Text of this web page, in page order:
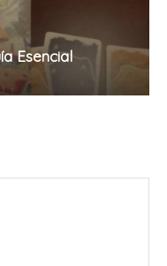
Esencial